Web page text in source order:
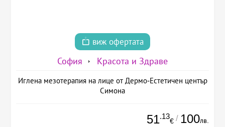
виж офертата
София Красота и Здраве
Иглена мезотерапия на лице от Дермо-Естетичен център
Симона
51.13
€ / 100лв.